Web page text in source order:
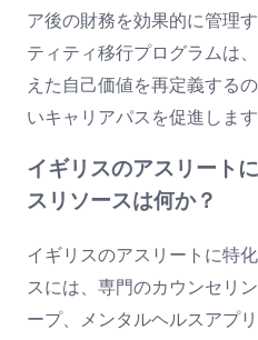
ア後の財務を効果的に管理
ティティ移行プログラムは
えた自己価値を再定義する
いキャリアパスを促進します
イギリスのアスリート
スリソースは何か？
イギリスのアスリートに特
スには、専門のカウンセリ
ープ、メンタルヘルスアプ